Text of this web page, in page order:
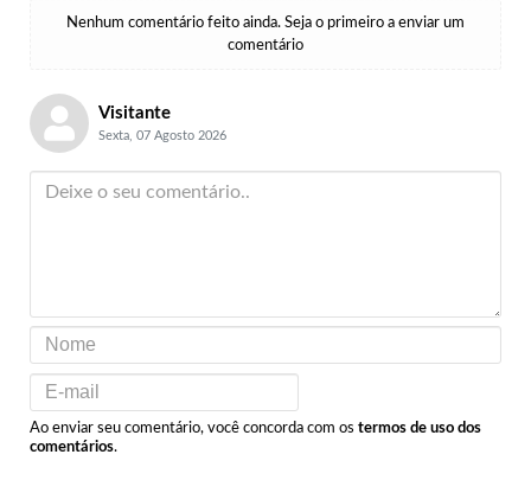
Nenhum comentário feito ainda. Seja o primeiro a enviar um
comentário
Visitante
Sexta, 07 Agosto 2026
Ao enviar seu comentário, você concorda com os termos de uso dos
comentários.